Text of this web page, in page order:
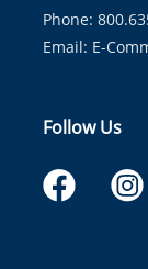
Phone:
Email: E-
Follow Us